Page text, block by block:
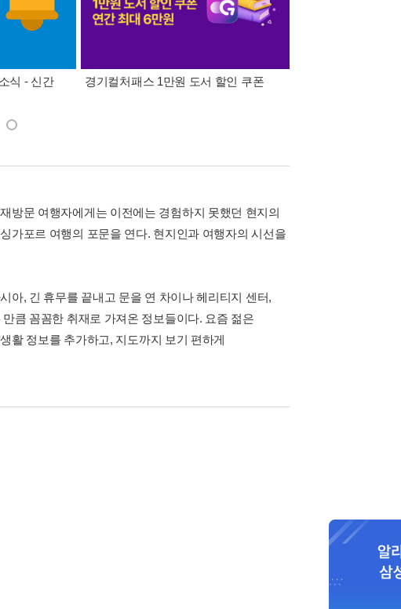
식 - 신간
경기컬처패스 1만원 도서 할인 쿠폰
방문 여행자에게는 이전에는 경험하지 못했던 현지의
가포르 여행의 포문을 연다. 현지인과 여행자의 시선을
아, 긴 휴무를 끝내고 문을 연 차이나 헤리티지 센터,
큼 꼼꼼한 취재로 가져온 정보들이다. 요즘 젊은
활 정보를 추가하고, 지도까지 보기 편하게